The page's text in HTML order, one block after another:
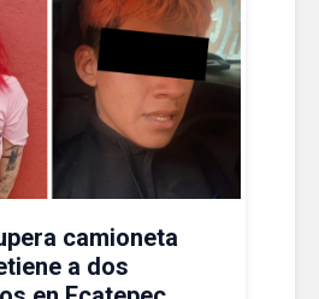
camioneta
a dos